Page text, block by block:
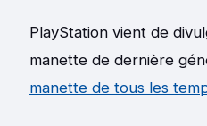
PlayStation vient de
manette de dernière
manette de tous les